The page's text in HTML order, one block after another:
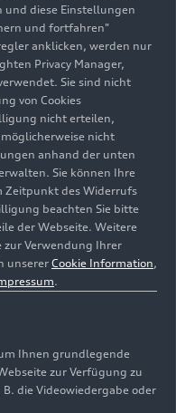
der
e-tron mit den
steht für
dieQualifizierung
Ingolstadtund die
Denn
Tempo zu
und
Und das auf
Basis: Das
Konzern mit
die richtigen
AG. „Wir richten
und diese Einstellungen
und fortfahren"
anklicken, werden nur
Privacy Manager,
Sie sind nicht
von Cookies
nicht erteilen,
nicht
anhand der unten
Sie können Ihre
Zeitpunkt des Widerrufs
beachten Sie bitte
der Webseite. Weitere
zur Verwendung Ihrer
unsererCookie Information,
.
Ihnen grundlegende
zur Verfügung zu
die Videowiedergabe oder